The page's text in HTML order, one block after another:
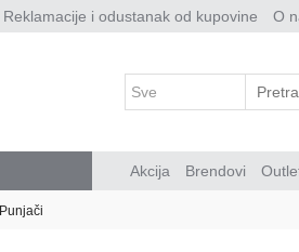
Reklamacije i odustanak od kupovine O
Akcija Brendovi
Punjači